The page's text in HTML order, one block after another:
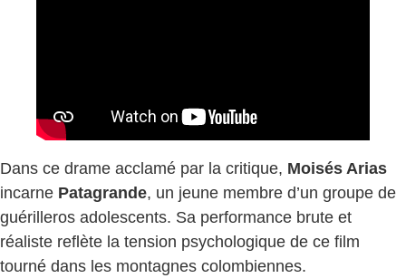
Dans ce drame acclamé par la critique, Moisés Arias
incarne Patagrande, un jeune membre d’un groupe de
guérilleros adolescents. Sa performance brute et
réaliste reflète la tension psychologique de ce film
tourné dans les montagnes colombiennes.